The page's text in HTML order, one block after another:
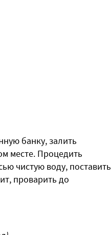
банку, залить
месте. Процедить
чистую воду, поставить
проварить до